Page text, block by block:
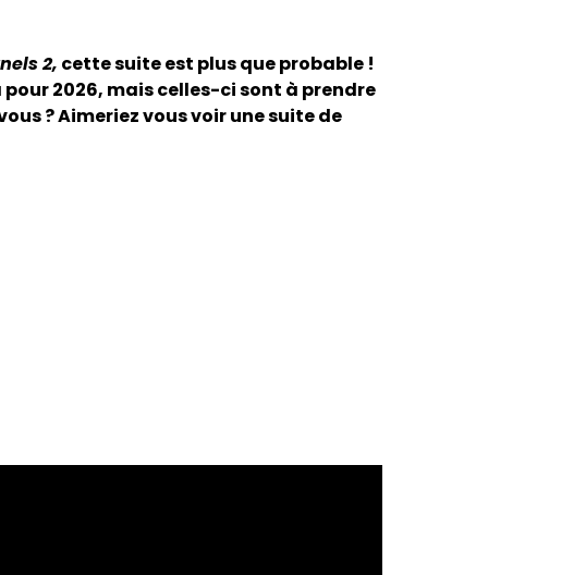
2, cette suite est plus que probable !
2026, mais celles-ci sont à prendre
? Aimeriez vous voir une suite de